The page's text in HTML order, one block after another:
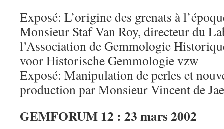
Exposé: L’origine des grenats à
Monsieur Staf Van Roy, directeur du
l’Association de Gemmologie
voor Historische Gemmologie vzw
Exposé: Manipulation de perles et
production par Monsieur Vincent de
GEMFORUM 12 : 23 mars 2002